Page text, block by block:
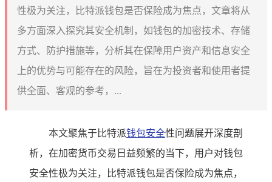
性极为关注，比特派钱包是否保险成为焦点，文章将从
多方面深入探究其安全机制，如钱包的加密技术、存储
方式、防护措施等，分析其在保障用户资产和信息安全
上的优势与可能存在的风险，旨在为投资者和使用者提
供全面、客观的参考，...
本文聚焦于比特派钱包安全性问题展开深度剖
析，在加密货币交易日益频繁的当下，用户对钱包
安全性极为关注，比特派钱包是否保险成为焦点，